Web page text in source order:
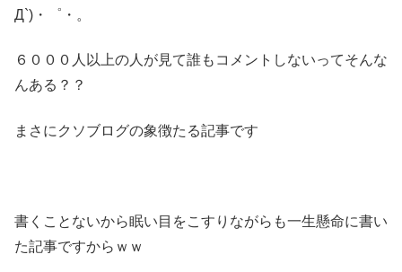
Д`)・゜・。
６０００人以上の人が見て誰もコメントしないってそんな
んある？？
まさにクソブログの象徴たる記事です
書くことないから眠い目をこすりながらも一生懸命に書い
た記事ですからｗｗ